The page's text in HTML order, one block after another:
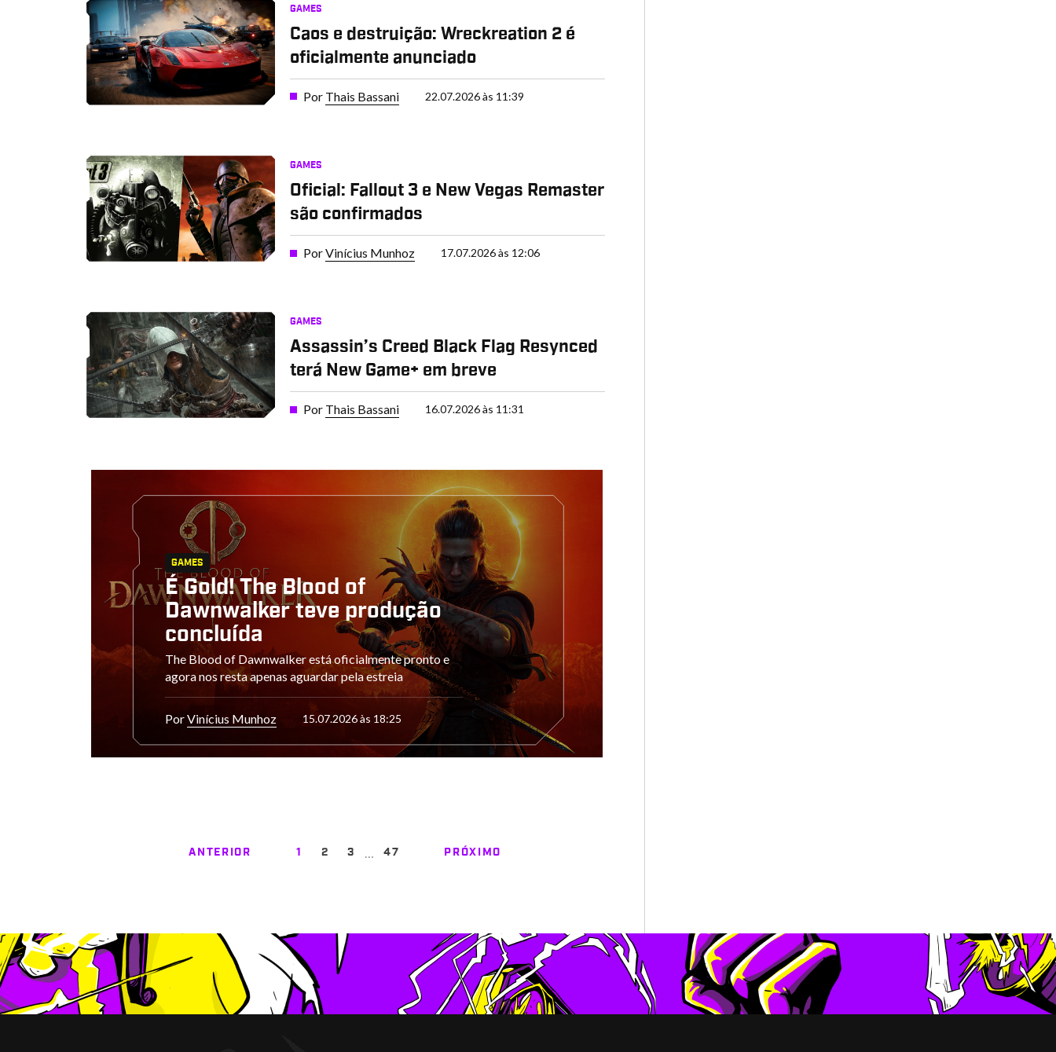
GAMES
Caos e destruição: Wreckreation 2 é
oficialmente anunciado
Por Thais Bassani 22.07.2026 às 11:39
GAMES
Oficial: Fallout 3 e New Vegas Remaster
são confirmados
PorVinícius Munhoz 17.07.2026 às 12:06
GAMES
Assassin’s Creed Black Flag Resynced
terá New Game+ em breve
Por Thais Bassani 16.07.2026 às 11:31
GAMES
É Gold! The Blood of
Dawnwalker teve produção
concluída
The Blood of Dawnwalker está oficialmente pronto e
agora nos resta apenas aguardar pela estreia
PorVinícius Munhoz 15.07.2026 às 18:25
ANTERIOR 1 2 3 47 PRÓXIMO